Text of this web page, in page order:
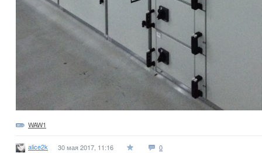
WAW1
alice2k 30 мая 2017, 11:16 0